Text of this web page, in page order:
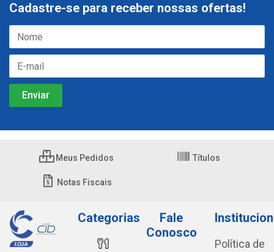
Cadastre-se para receber nossas ofertas!
Meus Pedidos Títulos
Notas Fiscais
Categorias
Fale
Conosco
Política de